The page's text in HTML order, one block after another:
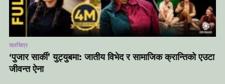
चलचित्र
‘पुजार सार्की’ युट्युबमा: जातीय विभेद र सामाजिक क्रान्तिको एउटा
जीवन्त ऐना